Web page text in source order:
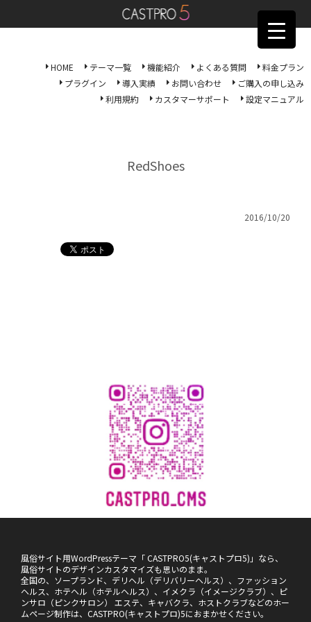
HOME テーマ一覧 機能紹介 よくある質問
料金プラン
プラグイン
導入実績 お問い合わせ
ご購入の申し込み
利用規約
カスタマーサポート 設定マニュアル
RedShoes
2016/10/20
風俗サイト用WordPressテーマ「 CASTPRO5(キャストプロ5)」なら、
風俗サイトのデザインカスタマイズも思いのまま。
全国の、ソープランド、デリヘル（デリバリーヘルス）、ファッション
ヘルス、ホテヘル（ホテルヘルス）、イメクラ（イメージクラブ）、ピ
ンサロ（ピンクサロン） エステ、キャバクラ、ホストクラブなどのホー
ムページ制作は、CASTPRO(キャストプロ)5におまかせください。